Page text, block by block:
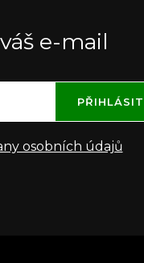
e-mail
osobních údajů